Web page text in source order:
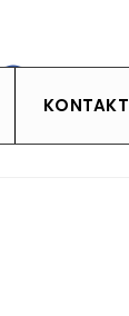
KONTAKT